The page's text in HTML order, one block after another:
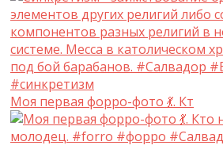
Моя первая форро-фото 💃. Кт